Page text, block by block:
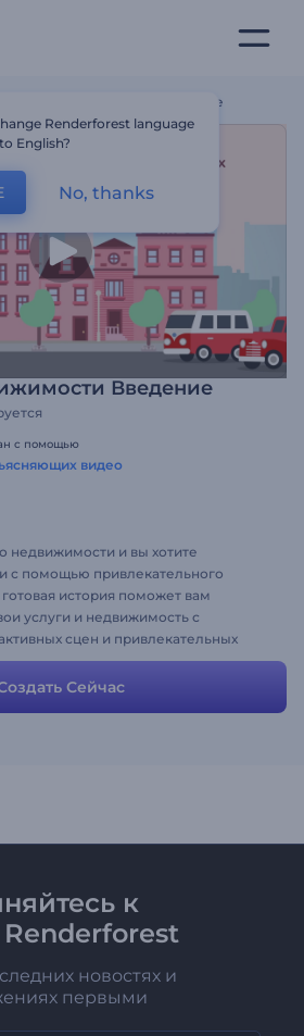
Недвижимости Введение
Введение
с помощью
видео
недвижимости и вы хотите
с помощью привлекательного
история поможет вам
услуги и недвижимость с
сцен и привлекательных
используйте этот
привлечь как можно больше
Сейчас
к
новостях и
первыми
Renderforest language
to English?
No, thanks